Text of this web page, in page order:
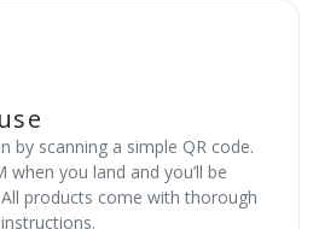
by scanning a simple QR code.
when you land and you’ll be
products come with thorough
instructions.